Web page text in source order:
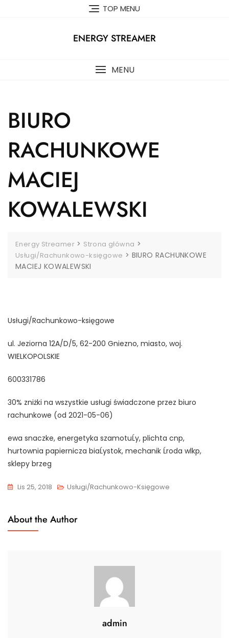
TOP MENU
ENERGY STREAMER
MENU
BIURO
RACHUNKOWE
MACIEJ
KOWALEWSKI
Energy Streamer > Strona główna >
Usługi/Rachunkowo-księgowe > BIURO RACHUNKOWE
MACIEJ KOWALEWSKI
Usługi/Rachunkowo-księgowe
ul. Jeziorna 12A/D/5, 62-200 Gniezno, miasto, woj.
WIELKOPOLSKIE
600331786
30% zniżki na wszystkie usługi świadczone przez biuro
rachunkowe (od 2021-05-06)
ewa snaczke, energetyka szamotuĹy, plichta cnp,
hurtownia papiernicza biaĹystok, mechanik Ĺroda wlkp,
sklepy brzeg
Lis 25, 2018 Usługi/Rachunkowo-Księgowe
About the Author
admin